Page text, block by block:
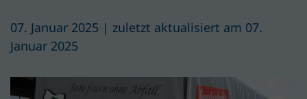
07. Januar 2025 | zuletzt aktualisiert am 07.
Januar 2025